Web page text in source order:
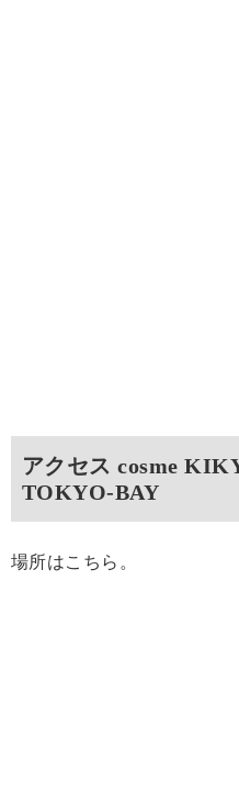
アクセス cosme
TOKYO-BAY
場所はこちら。